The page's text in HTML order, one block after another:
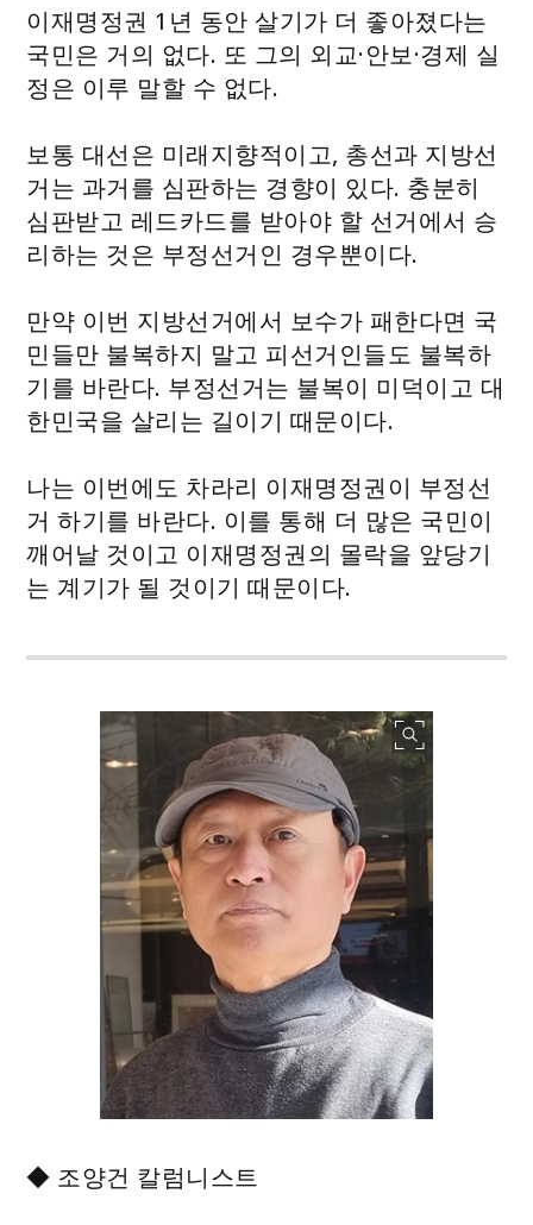
이재명정권 1년 동안 살기가 더 좋아졌다는
국민은 거의 없다. 또 그의 외교·안보·경제 실
정은 이루 말할 수 없다.
보통 대선은 미래지향적이고, 총선과 지방선
거는 과거를 심판하는 경향이 있다. 충분히
심판받고 레드카드를 받아야 할 선거에서 승
리하는 것은 부정선거인 경우뿐이다.
만약 이번 지방선거에서 보수가 패한다면 국
민들만 불복하지 말고 피선거인들도 불복하
기를 바란다. 부정선거는 불복이 미덕이고 대
한민국을 살리는 길이기 때문이다.
나는 이번에도 차라리 이재명정권이 부정선
거 하기를 바란다. 이를 통해 더 많은 국민이
깨어날 것이고 이재명정권의 몰락을 앞당기
는 계기가 될 것이기 때문이다.
◆ 조양건 칼럼니스트